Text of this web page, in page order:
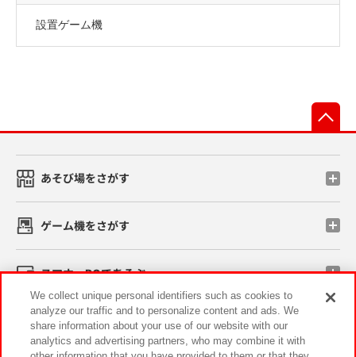
設置ゲーム機
あそび場をさがす
ゲーム機をさがす
スマホ・PCであそぶ
イベント・キャンペーン
We collect unique personal identifiers such as cookies to
analyze our traffic and to personalize content and ads. We
share information about your use of our website with our
analytics and advertising partners, who may combine it with